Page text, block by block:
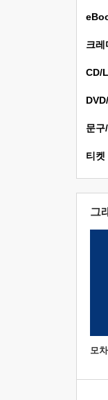
크레
CD/
문구
티켓
그
모